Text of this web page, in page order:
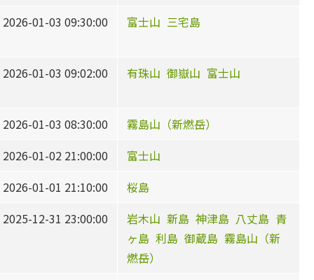
2026-01-03 09:30:00
富士山 三宅島
2026-01-03 09:02:00 有珠山 御嶽山 富士山
2026-01-03 08:30:00
霧島山（新燃岳）
2026-01-02 21:00:00
富士山
2026-01-01 21:10:00
桜島
2025-12-31 23:00:00
岩木山 新島 神津島 八丈島 青
ヶ島 利島 御蔵島 霧島山（新
燃岳）